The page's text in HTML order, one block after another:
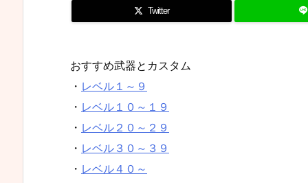
Twitter
おすすめ武器とカスタム
・ レベル１～９
・ レベル１０～１９
・ レベル２０～２９
・ レベル３０～３９
・ レベル４０～